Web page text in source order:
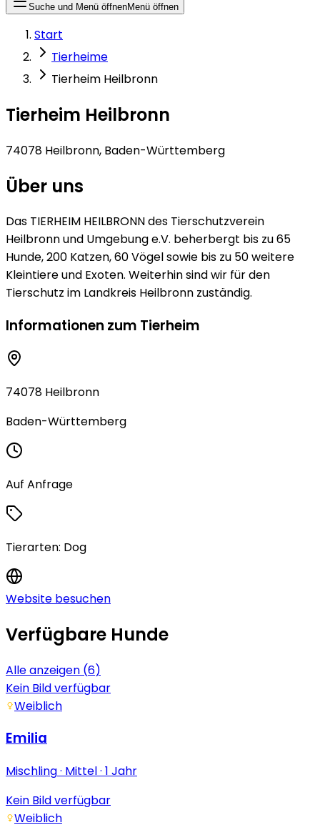
Suche und Menü öffnenMenü öffnen
Start
Tierheime
Tierheim Heilbronn
Tierheim Heilbronn
74078 Heilbronn, Baden-Württemberg
Über uns
Das TIERHEIM HEILBRONN des Tierschutzverein
Heilbronn und Umgebung e.V. beherbergt bis zu 65
Hunde, 200 Katzen, 60 Vögel sowie bis zu 50 weitere
Kleintiere und Exoten. Weiterhin sind wir für den
Tierschutz im Landkreis Heilbronn zuständig.
Informationen zum Tierheim
74078 Heilbronn
Baden-Württemberg
Auf Anfrage
Tierarten: Dog
Website besuchen
Verfügbare Hunde
Alle anzeigen (6)
Kein Bild verfügbar
Weiblich
Emilia
Mischling· Mittel· 1 Jahr
Kein Bild verfügbar
Weiblich